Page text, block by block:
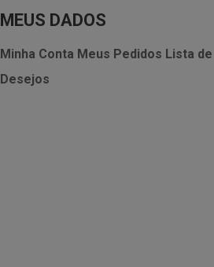
MEUS DADOS
Minha Conta Meus Pedidos Lista de
Desejos